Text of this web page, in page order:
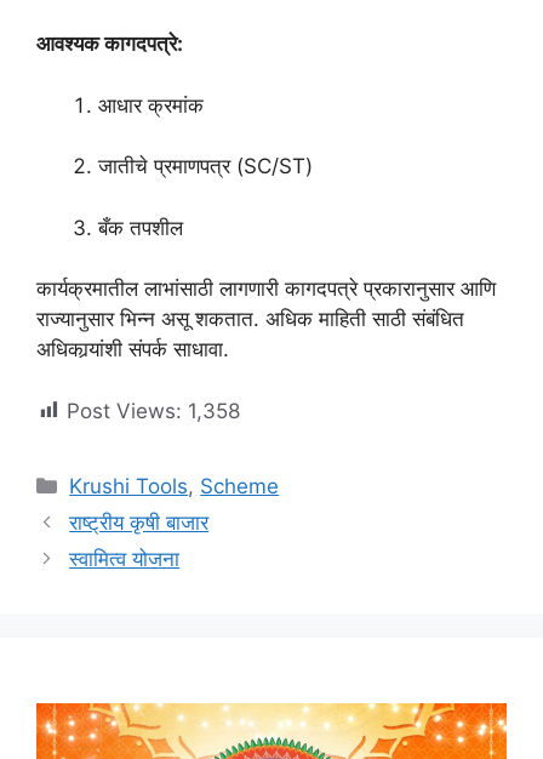
आवश्यक कागदपत्रे:
आधार क्रमांक
जातीचे प्रमाणपत्र (SC/ST)
बँक तपशील
कार्यक्रमातील लाभांसाठी लागणारी कागदपत्रे प्रकारानुसार आणि
राज्यानुसार भिन्न असू शकतात. अधिक माहिती साठी संबंधित
अधिकार्‍यांशी संपर्क साधावा.
Post Views: 1,358
Categories
Krushi Tools, Scheme
राष्ट्रीय कृषी बाजार
स्वामित्व योजना